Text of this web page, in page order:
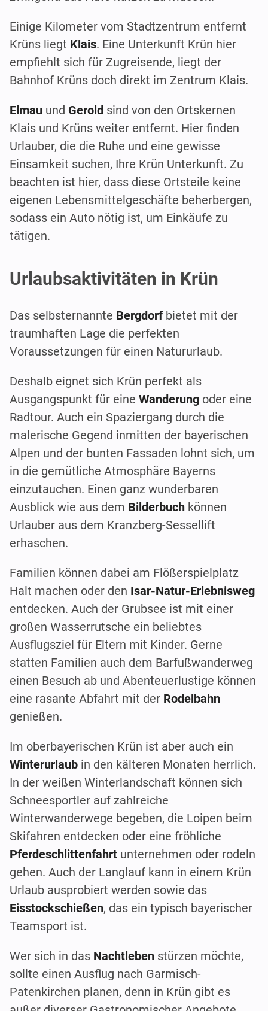
Einige Kilometer vom Stadtzentrum entfernt
Krüns liegt Klais. Eine Unterkunft Krün hier
empfiehlt sich für Zugreisende, liegt der
Bahnhof Krüns doch direkt im Zentrum Klais.
Elmau und Gerold sind von den Ortskernen
Klais und Krüns weiter entfernt. Hier finden
Urlauber, die die Ruhe und eine gewisse
Einsamkeit suchen, Ihre Krün Unterkunft. Zu
beachten ist hier, dass diese Ortsteile keine
eigenen Lebensmittelgeschäfte beherbergen,
sodass ein Auto nötig ist, um Einkäufe zu
tätigen.
Urlaubsaktivitäten in Krün
Das selbsternannte Bergdorfbietet mit der
traumhaften Lage die perfekten
Voraussetzungen für einen Natururlaub.
Deshalb eignet sich Krün perfekt als
Ausgangspunkt für eine Wanderung oder eine
Radtour. Auch ein Spaziergang durch die
malerische Gegend inmitten der bayerischen
Alpen und der bunten Fassaden lohnt sich, um
in die gemütliche Atmosphäre Bayerns
einzutauchen. Einen ganz wunderbaren
Ausblick wie aus dem Bilderbuch können
Urlauber aus dem Kranzberg-Sessellift
erhaschen.
Familien können dabei am Flößerspielplatz
Halt machen oder den Isar-Natur-Erlebnisweg
entdecken. Auch der Grubsee ist mit einer
großen Wasserrutsche ein beliebtes
Ausflugsziel für Eltern mit Kinder. Gerne
statten Familien auch dem Barfußwanderweg
einen Besuch ab und Abenteuerlustige können
eine rasante Abfahrt mit der Rodelbahn
genießen.
Im oberbayerischen Krün ist aber auch ein
Winterurlaub in den kälteren Monaten herrlich.
In der weißen Winterlandschaft können sich
Schneesportler auf zahlreiche
Winterwanderwege begeben, die Loipen beim
Skifahren entdecken oder eine fröhliche
Pferdeschlittenfahrt unternehmen oder rodeln
gehen. Auch der Langlauf kann in einem Krün
Urlaub ausprobiert werden sowie das
Eisstockschießen, das ein typisch bayerischer
Teamsport ist.
Wer sich in das Nachtleben stürzen möchte,
sollte einen Ausflug nach Garmisch-
Patenkirchen planen, denn in Krün gibt es